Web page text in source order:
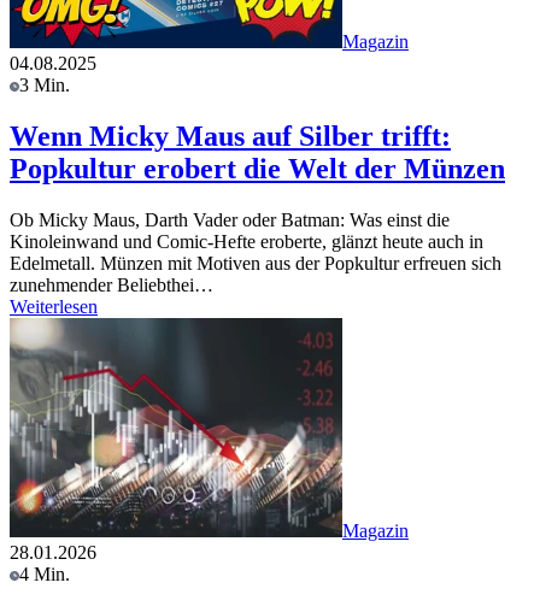
Magazin
04.08.2025
3 Min.
Wenn Micky Maus auf Silber trifft:
Popkultur erobert die Welt der Münzen
Ob Micky Maus, Darth Vader oder Batman: Was einst die
Kinoleinwand und Comic-Hefte eroberte, glänzt heute auch in
Edelmetall. Münzen mit Motiven aus der Popkultur erfreuen sich
zunehmender Beliebthei…
Weiterlesen
Magazin
28.01.2026
4 Min.